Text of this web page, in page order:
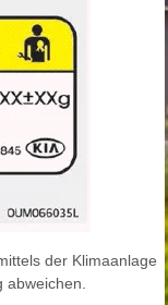
der Klimaanlage